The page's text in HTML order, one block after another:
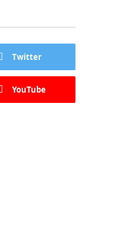
Twitter
YouTube